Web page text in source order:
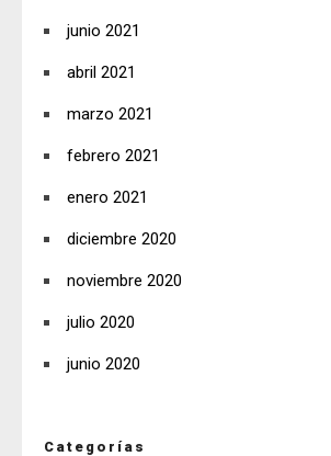
junio 2021
abril 2021
marzo 2021
febrero 2021
enero 2021
diciembre 2020
noviembre 2020
julio 2020
junio 2020
Categorías